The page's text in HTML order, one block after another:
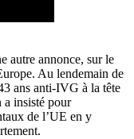
autre annonce, sur le
Au lendemain de
ans anti-IVG à la tête
a insisté pour
de l’UE en y